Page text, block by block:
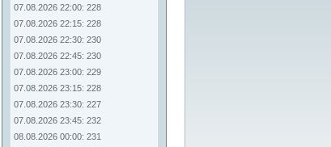
07.08.2026 22:00: 228
07.08.2026 22:15: 228
07.08.2026 22:30: 230
07.08.2026 22:45: 230
07.08.2026 23:00: 229
07.08.2026 23:15: 228
07.08.2026 23:30: 227
07.08.2026 23:45: 232
08.08.2026 00:00: 231